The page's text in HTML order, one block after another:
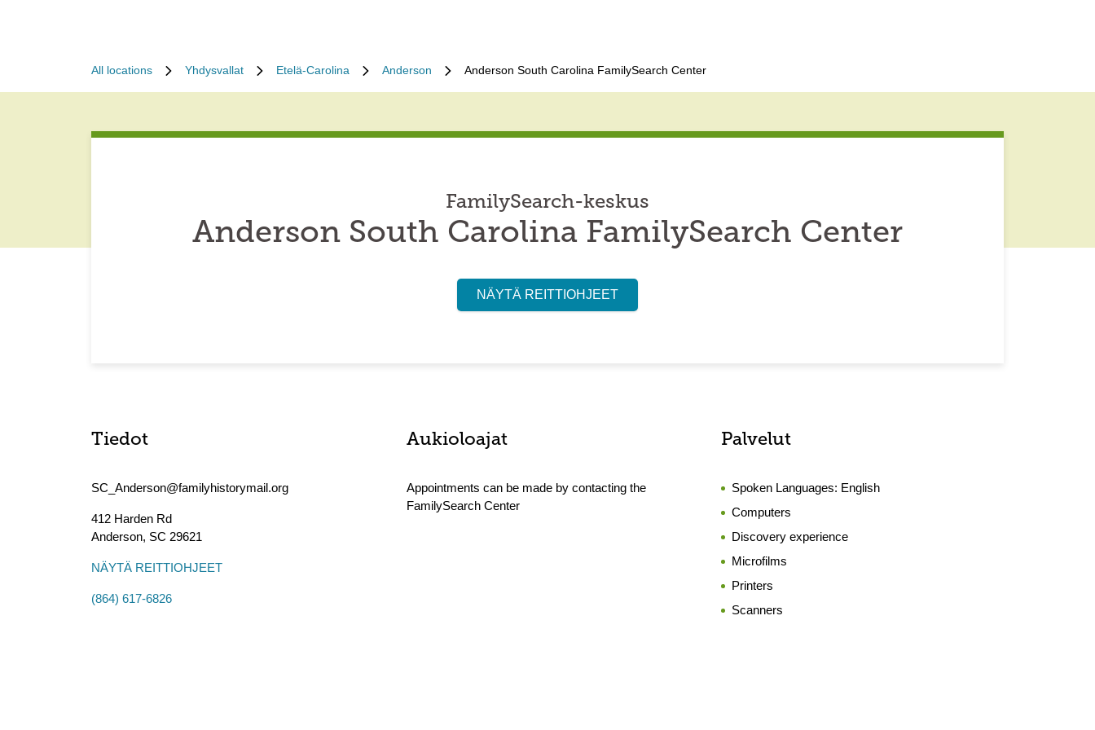
All locations Yhdysvallat Etelä-Carolina Anderson Anderson South Carolina FamilySearch Center
FamilySearch-keskus
Anderson South Carolina FamilySearch Center
NÄYTÄ REITTIOHJEET
Tiedot
SC_Anderson@familyhistorymail.org
412 Harden Rd
Anderson, SC 29621
NÄYTÄ REITTIOHJEET
(864) 617-6826
Aukioloajat
Appointments can be made by contacting the
FamilySearch Center
Palvelut
Spoken Languages: English
Computers
Discovery experience
Microfilms
Printers
Scanners